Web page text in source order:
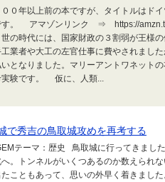
０年以上前の本ですが、タイトルはド
す。 アマゾンリンク ⇒ https://
世の時代には、国家財政の３割弱が王様
業者や大工の左官仕事に費やされまし
となりました。マリーアントワネット
実験です。 仮に、人類...
で秀吉の鳥取城攻めを再考する
テーマ：歴史 鳥取城に行ってきまし
へ。トンネルがいくつあるのか数えられ
たこともあって、思いの外早く着きまし